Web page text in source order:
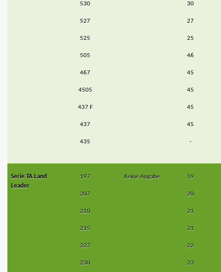
530
527
525
505
467
4505
437 F
437
435
30
27
25
46
45
45
45
45
-
Serie TA Land
Leader
197
207
210
215
227
230
Keine Angabe 19
20
21
21
22
23